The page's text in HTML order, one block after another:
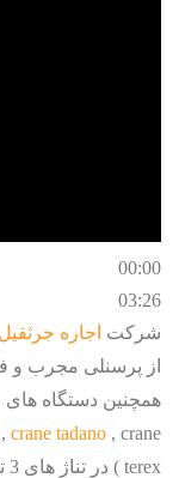
00:00
03:26
شرکت اجاره
از پرسنلی مجرب و
همچنین دستگاه های
crane tadano , crane